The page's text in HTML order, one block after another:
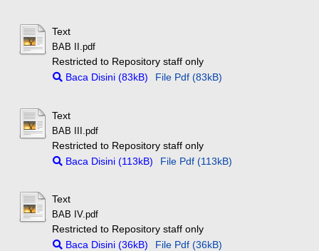
Text
BAB II.pdf
Restricted to Repository staff only
Baca Disini (83kB)
File Pdf (83kB)
Text
BAB III.pdf
Restricted to Repository staff only
Baca Disini (113kB)
File Pdf (113kB)
Text
BAB IV.pdf
Restricted to Repository staff only
Baca Disini (36kB)
File Pdf (36kB)